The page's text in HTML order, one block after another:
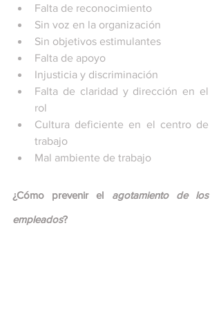
Falta de reconocimiento
Sin voz en la organización
Sin objetivos estimulantes
Falta de apoyo
Injusticia y discriminación
Falta de claridad y dirección en el
rol
Cultura deficiente en el centro de
trabajo
Mal ambiente de trabajo
¿Cómo prevenir el agotamiento de los
empleados?